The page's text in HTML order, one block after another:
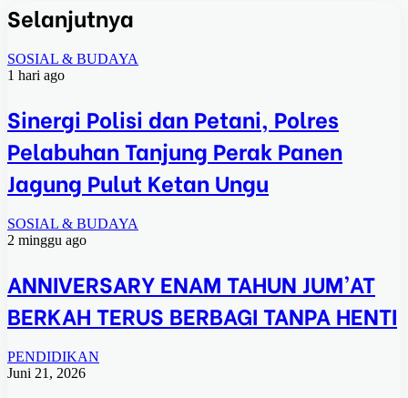
Selanjutnya
SOSIAL & BUDAYA
1 hari ago
Sinergi Polisi dan Petani, Polres
Pelabuhan Tanjung Perak Panen
Jagung Pulut Ketan Ungu
SOSIAL & BUDAYA
2 minggu ago
ANNIVERSARY ENAM TAHUN JUM’AT
BERKAH TERUS BERBAGI TANPA HENTI
PENDIDIKAN
Juni 21, 2026